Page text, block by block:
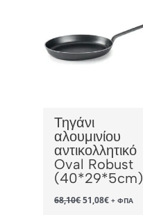
Τηγάνι
αλουμινίου
αντικολλητικό
Oval Robust
(40*29*5cm)
68,10€Original
price
51,08€Η+ ΦΠΑ